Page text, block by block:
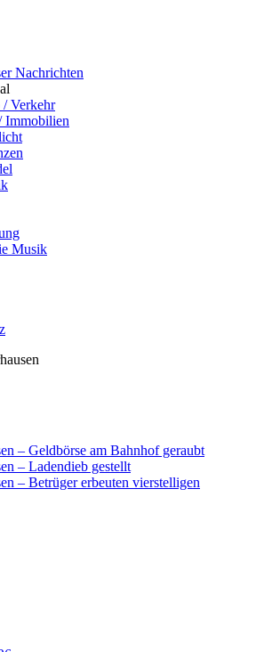
Nachrichten
Verkehr
Immobilien
Musik
– Geldbörse am Bahnhof geraubt
– Ladendieb gestellt
– Betrüger erbeuten vierstelligen